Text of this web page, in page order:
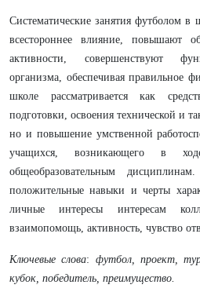
Систематические занятия футболом в
всестороннее влияние, повышают
активности, совершенствуют
организма, обеспечивая правильное
школе рассматривается как
подготовки, освоения технической и
но и повышение умственной
учащихся, возникающего в
общеобразовательным
положительные навыки и черты
личные интересы интересам
взаимопомощь, активность, чувство
Ключевые слова: футбол, проект,
кубок, победитель, преимущество.